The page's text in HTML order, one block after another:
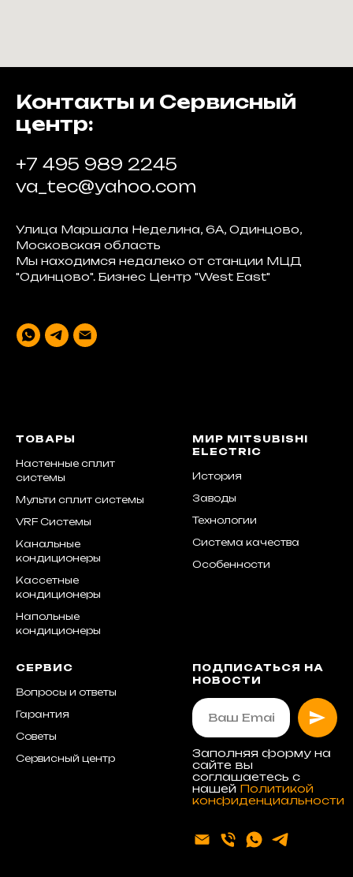
Контакты и Сервисный
центр:
+7 495 989 2245
va_tec@yahoo.com
Улица Маршала Неделина, 6А, Одинцово,
Московская область
Мы находимся недалеко от станции МЦД
"Одинцово". Бизнес Центр "West East"
ТОВАРЫ
Настенные сплит
системы
Мульти сплит системы
VRF Системы
Канальные
кондиционеры
Кассетные
кондиционеры
Напольные
кондиционеры
МИР MITSUBISHI
ELECTRIC
История
Заводы
Технологии
Система качества
Особенности
СЕРВИС
Вопросы и ответы
Гарантия
Советы
Сервисный центр
ПОДПИСАТЬСЯ НА
НОВОСТИ
Заполняя форму на
сайте вы
соглашаетесь с
нашей Политикой
конфиденциальности